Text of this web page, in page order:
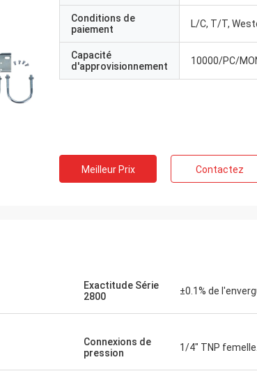
Conditions de
paiement
L/C, T/T,
Capacité
d'approvisionnement
10000/PC/
Meilleur Prix Contactez
Exactitude Série
2800
±0.1% de
Connexions de
pression
1/4" TNP femelle.